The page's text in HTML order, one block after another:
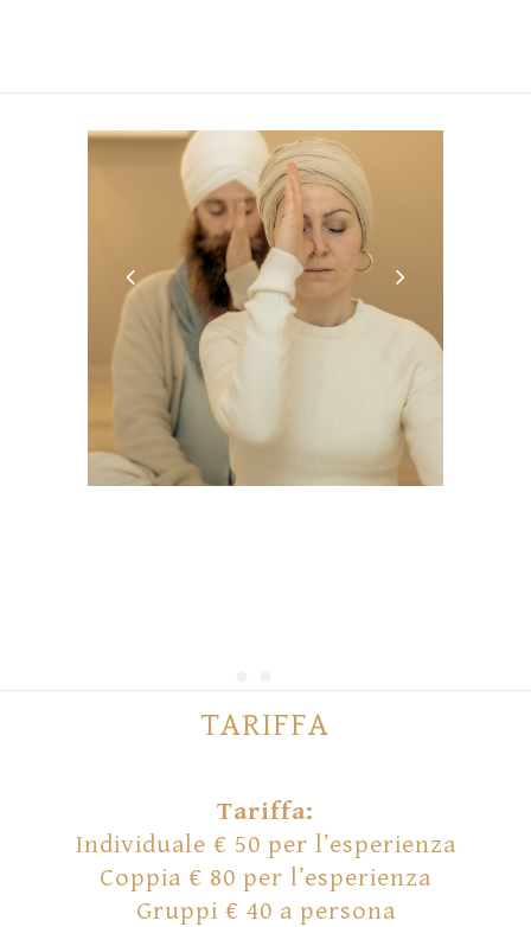
TARIFFA
Tariffa:
Individuale € 50 per l’esperienza
Coppia € 80 per l’esperienza
Gruppi € 40 a persona